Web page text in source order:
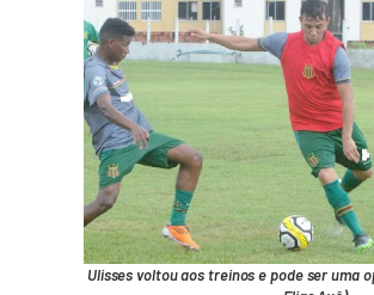
Ulisses voltou aos treinos e pode ser uma